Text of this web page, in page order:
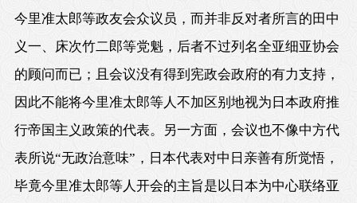
今里准太郎等政友会众议员，而并非反对者所言的田中
义一、床次竹二郎等党魁，后者不过列名全亚细亚协会
的顾问而已；且会议没有得到宪政会政府的有力支持，
因此不能将今里准太郎等人不加区别地视为日本政府推
行帝国主义政策的代表。另一方面，会议也不像中方代
表所说“无政治意味”，日本代表对中日亲善有所觉悟，
毕竟今里准太郎等人开会的主旨是以日本为中心联络亚